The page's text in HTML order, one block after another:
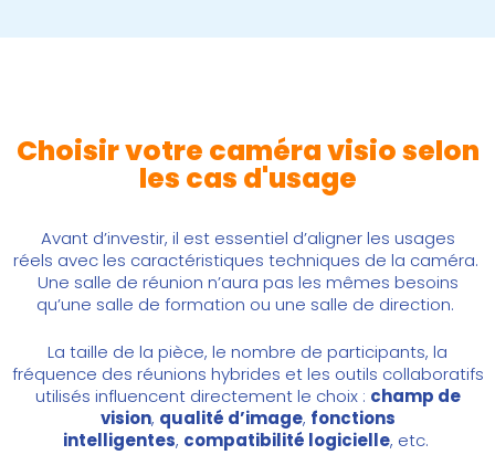
Choisir votre caméra visio selon
les cas d'usage
Avant d’investir, il est essentiel d’aligner les usages
réels avec les caractéristiques techniques de la caméra.
Une salle de réunion n’aura pas les mêmes besoins
qu’une salle de formation ou une salle de direction.
La taille de la pièce, le nombre de participants, la
fréquence des réunions hybrides et les outils collaboratifs
utilisés influencent directement le choix : champ de
vision, qualité d’image, fonctions
intelligentes, compatibilité logicielle, etc.